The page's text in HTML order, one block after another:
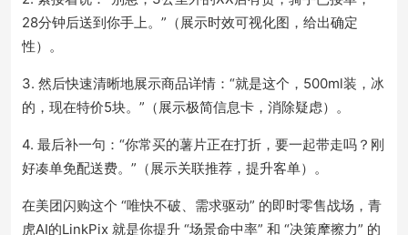
28分钟后送到你手上。”（展示时效可视化图，给出确定
性）。
3. 然后快速清晰地展示商品详情：“就是这个，500ml装，冰
的，现在特价5块。”（展示极简信息卡，消除疑虑）。
4. 最后补一句：“你常买的薯片正在打折，要一起带走吗？刚
好凑单免配送费。”（展示关联推荐，提升客单）。
在美团闪购这个 “唯快不破、需求驱动” 的即时零售战场，青
虎AI的LinkPix 就是你提升 “场景命中率” 和 “决策摩擦力” 的